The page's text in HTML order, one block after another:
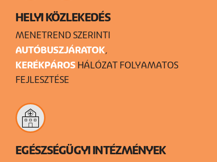
HELYI KÖZLEKEDÉS
MENETREND SZERINTI
AUTÓBUSZJÁRATOK,
KERÉKPÁROS HÁLÓZAT FOLYAMATOS
FEJLESZTÉSE
+
EGÉSZSÉGÜGYI INTÉZMÉNYEK